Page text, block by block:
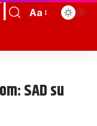
Aa
SAD su